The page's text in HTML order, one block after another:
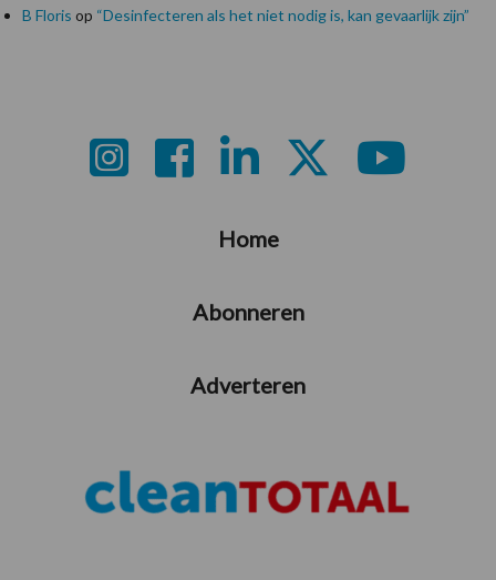
B Floris op “Desinfecteren als het niet nodig is, kan gevaarlijk zijn”
Home
Abonneren
Adverteren